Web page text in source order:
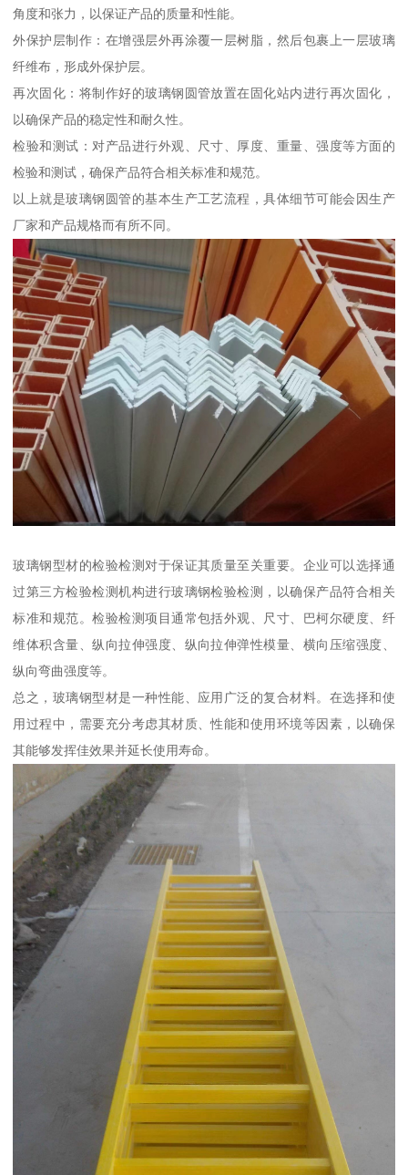
角度和张力，以保证产品的质量和性能。
外保护层制作：在增强层外再涂覆一层树脂，然后包裹上一层玻璃
纤维布，形成外保护层。
再次固化：将制作好的玻璃钢圆管放置在固化站内进行再次固化，
以确保产品的稳定性和耐久性。
检验和测试：对产品进行外观、尺寸、厚度、重量、强度等方面的
检验和测试，确保产品符合相关标准和规范。
以上就是玻璃钢圆管的基本生产工艺流程，具体细节可能会因生产
厂家和产品规格而有所不同。
玻璃钢型材的检验检测对于保证其质量至关重要。企业可以选择通
过第三方检验检测机构进行玻璃钢检验检测，以确保产品符合相关
标准和规范。检验检测项目通常包括外观、尺寸、巴柯尔硬度、纤
维体积含量、纵向拉伸强度、纵向拉伸弹性模量、横向压缩强度、
纵向弯曲强度等。
总之，玻璃钢型材是一种性能、应用广泛的复合材料。在选择和使
用过程中，需要充分考虑其材质、性能和使用环境等因素，以确保
其能够发挥佳效果并延长使用寿命。